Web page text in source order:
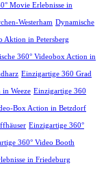
Movie Erlebnisse in
Westerham Dynamische
Aktion in Petersberg
360° Videobox Action in
Einzigartige 360 Grad
Weeze Einzigartige 360
Box Action in Betzdorf
Einzigartige 360°
360° Video Booth
in Friedeburg